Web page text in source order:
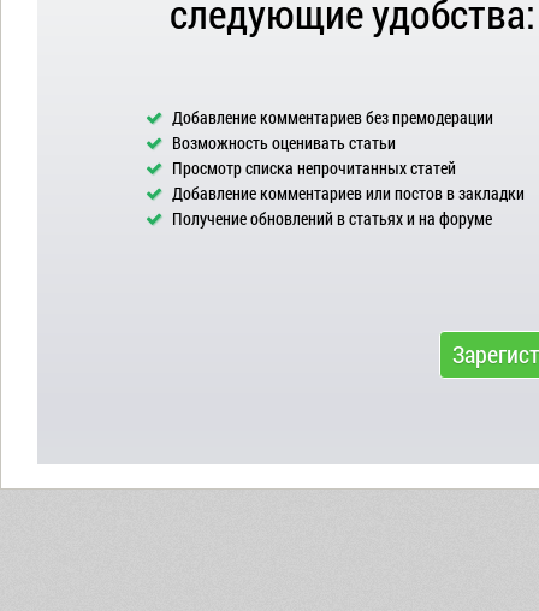
следующие удобства:
Добавление комментариев без премодерации
Возможность оценивать статьи
Просмотр списка непрочитанных статей
Добавление комментариев или постов в закладки
Получение обновлений в статьях и на форуме